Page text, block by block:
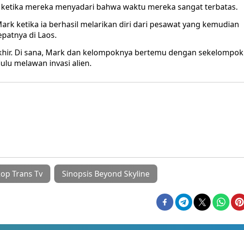
mereka menyadari bahwa waktu mereka sangat terbatas.
ketika ia berhasil melarikan diri dari pesawat yang kemudian
di Laos.
Di sana, Mark dan kelompoknya bertemu dengan sekelompok
melawan invasi alien.
Trans Tv Sinopsis Beyond Skyline